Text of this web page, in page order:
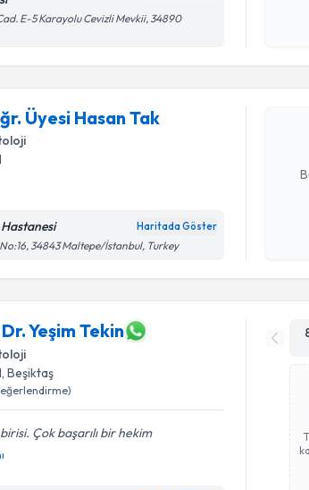
E-5 Karayolu Cevizli Mevkii, 34890
Üyesi Hasan Tak
Haritada Göster
34843 Maltepe/İstanbul, Turkey
Yeşim Tekin
, Beşiktaş
Çok başarılı bir hekim